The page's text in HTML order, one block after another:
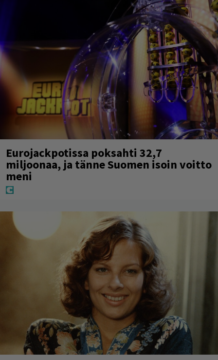
Eurojackpotissa poksahti 32,7
miljoonaa, ja tänne Suomen isoin voitto
meni